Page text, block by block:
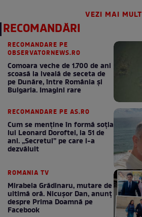
VEZI MAI MULT
RECOMANDĂRI
RECOMANDARE PE
OBSERVATORNEWS.RO
Comoara veche de 1.700 de ani
scoasă la iveală de seceta de
pe Dunăre, între România şi
Bulgaria. Imagini rare
RECOMANDARE PE AS.RO
Cum se menţine în formă soţia
lui Leonard Doroftei, la 51 de
ani. „Secretul” pe care l-a
dezvăluit
ROMANIA TV
Mirabela Grădinaru, mutare de
ultimă oră. Nicuşor Dan, anunţ
despre Prima Doamnă pe
Facebook